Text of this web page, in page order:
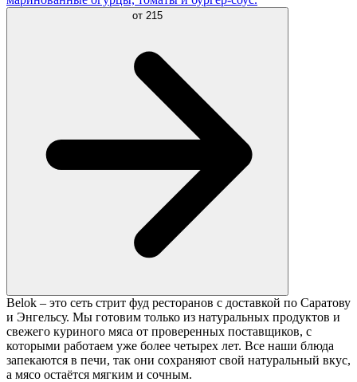
от 215
Belok – это сеть стрит фуд ресторанов с доставкой по Саратову
и Энгельсу. Мы готовим только из натуральных продуктов и
свежего куриного мяса от проверенных поставщиков, с
которыми работаем уже более четырех лет. Все наши блюда
запекаются в печи, так они сохраняют свой натуральный вкус,
а мясо остаётся мягким и сочным.